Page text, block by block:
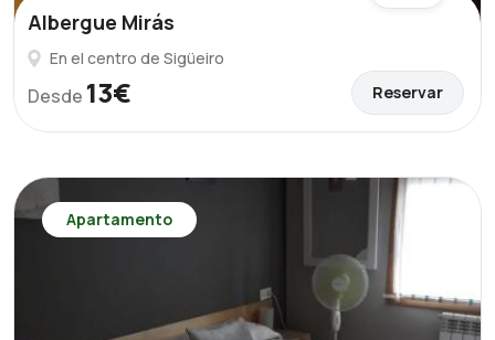
Albergue Mirás
En el centro de Sigüeiro
Desde 13€ Reservar
Apartamento